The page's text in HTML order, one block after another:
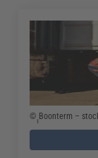
© ฺฺฺBoonterm –